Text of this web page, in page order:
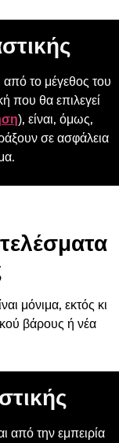
από το μέγεθος του
που θα επιλεγεί
), είναι, όμως,
σε ασφάλεια
μόνιμα, εκτός κι
βάρους ή νέα
από την εμπειρία